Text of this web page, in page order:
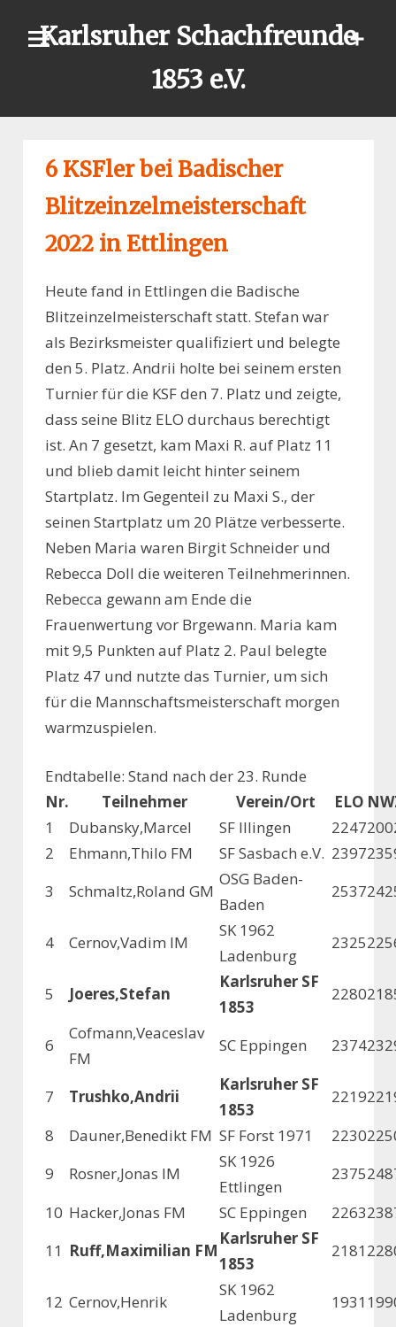
Karlsruher Schachfreunde
1853 e.V.
6 KSFler bei Badischer
Blitzeinzelmeisterschaft
2022 in Ettlingen
Heute fand in Ettlingen die Badische
Blitzeinzelmeisterschaft statt. Stefan war
als Bezirksmeister qualifiziert und belegte
den 5. Platz. Andrii holte bei seinem ersten
Turnier für die KSF den 7. Platz und zeigte,
dass seine Blitz ELO durchaus berechtigt
ist. An 7 gesetzt, kam Maxi R. auf Platz 11
und blieb damit leicht hinter seinem
Startplatz. Im Gegenteil zu Maxi S., der
seinen Startplatz um 20 Plätze verbesserte.
Neben Maria waren Birgit Schneider und
Rebecca Doll die weiteren Teilnehmerinnen.
Rebecca gewann am Ende die
Frauenwertung vor Brgewann. Maria kam
mit 9,5 Punkten auf Platz 2. Paul belegte
Platz 47 und nutzte das Turnier, um sich
für die Mannschaftsmeisterschaft morgen
warmzuspielen.
Endtabelle: Stand nach der 23. Runde
Nr.
Teilnehmer Verein/Ort ELO
1
Dubansky,Marcel SF Illingen 2247
2
Ehmann,Thilo FM SF Sasbach e.V. 2397
3
Schmaltz,Roland GM
OSG Baden-
Baden
2537
4 Cernov,Vadim IM
SK 1962
Ladenburg
2325
5 Joeres,Stefan
Karlsruher SF
1853
2280
6
Cofmann,Veaceslav
FM
SC Eppingen 2374
7 Trushko,Andrii
Karlsruher SF
1853
2219
8
Dauner,Benedikt FM SF Forst 1971 2230
9
Rosner,Jonas IM
SK 1926
Ettlingen
2375
10 Hacker,Jonas FM SC Eppingen 2263
11 Ruff,Maximilian FM
Karlsruher SF
1853
2181
12 Cernov,Henrik
SK 1962
Ladenburg
1931